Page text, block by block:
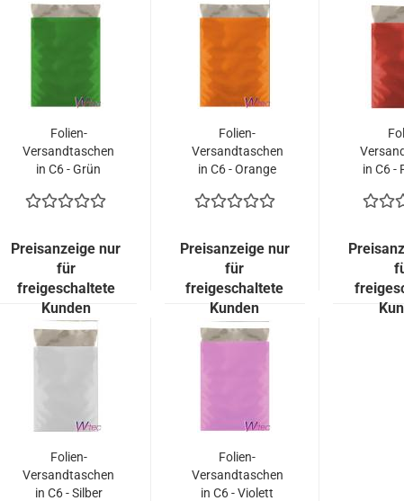
Folien-
Versandtaschen
in C6 - Grün
Kuverts = 53,00
Preisanzeige nur
für
freigeschaltete
Kunden
Folien-
Versandtaschen
in C6 - Orange
Kuverts = 53,00
Preisanzeige nur
für
freigeschaltete
Kunden
in C6 -
53,00
Folien-
Versandtaschen
in C6 - Silber
Folien-
Versandtaschen
in C6 - Violett